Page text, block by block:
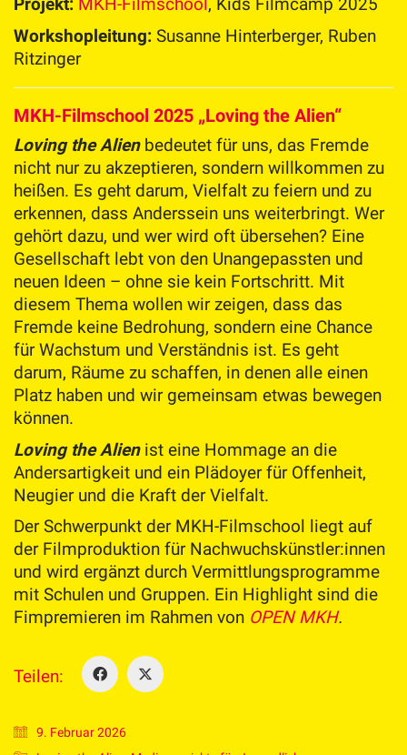
Projekt: MKH-Filmschool, Kids Filmcamp 2025
Workshopleitung: Susanne Hinterberger, Ruben
Ritzinger
MKH-Filmschool 2025 „Loving the Alien“
Loving the Alienbedeutet für uns, das Fremde
nicht nur zu akzeptieren, sondern willkommen zu
heißen. Es geht darum, Vielfalt zu feiern und zu
erkennen, dass Anderssein uns weiterbringt. Wer
gehört dazu, und wer wird oft übersehen? Eine
Gesellschaft lebt von den Unangepassten und
neuen Ideen – ohne sie kein Fortschritt. Mit
diesem Thema wollen wir zeigen, dass das
Fremde keine Bedrohung, sondern eine Chance
für Wachstum und Verständnis ist. Es geht
darum, Räume zu schaffen, in denen alle einen
Platz haben und wir gemeinsam etwas bewegen
können.
Loving the Alienist eine Hommage an die
Andersartigkeit und ein Plädoyer für Offenheit,
Neugier und die Kraft der Vielfalt.
Der Schwerpunkt der MKH-Filmschool liegt auf
der Filmproduktion für Nachwuchskünstler:innen
und wird ergänzt durch Vermittlungsprogramme
mit Schulen und Gruppen. Ein Highlight sind die
Fimpremieren im Rahmen von OPEN MKH.
Teilen:
9. Februar 2026